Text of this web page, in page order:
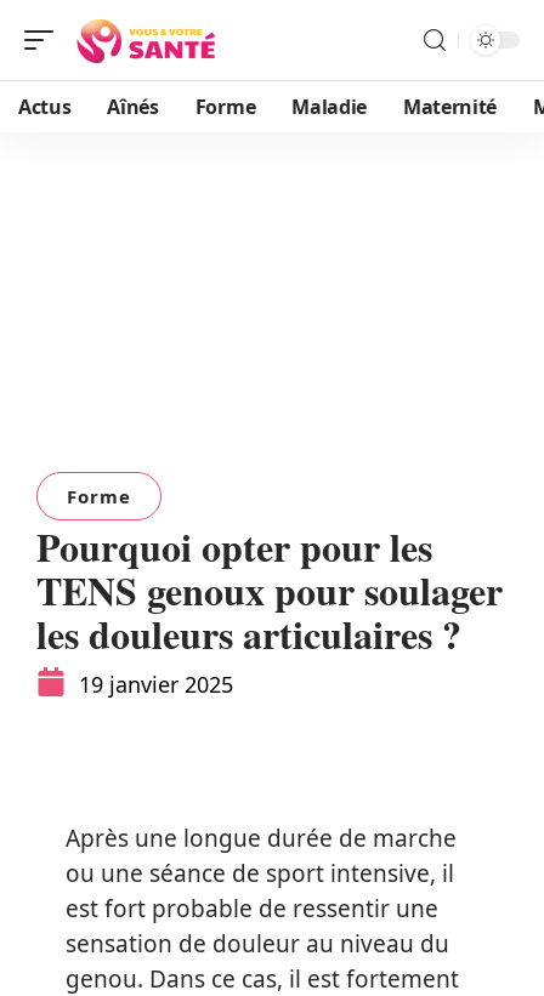
Actus Aînés Forme Maladie Maternité
Forme
Pourquoi opter pour les
TENS genoux pour soulager
les douleurs articulaires ?
19 janvier 2025
Après une longue durée de marche
ou une séance de sport intensive, il
est fort probable de ressentir une
sensation de douleur au niveau du
genou. Dans ce cas, il est fortement